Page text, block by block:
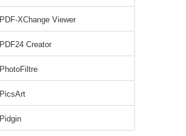
PDF-XChange Viewer
PDF24 Creator
PhotoFiltre
PicsArt
Pidgin